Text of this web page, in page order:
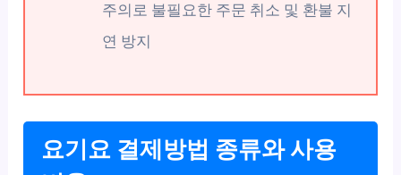
주의로 불필요한 주문 취소 및 환불 지
연 방지
요기요 결제방법 종류와 사용